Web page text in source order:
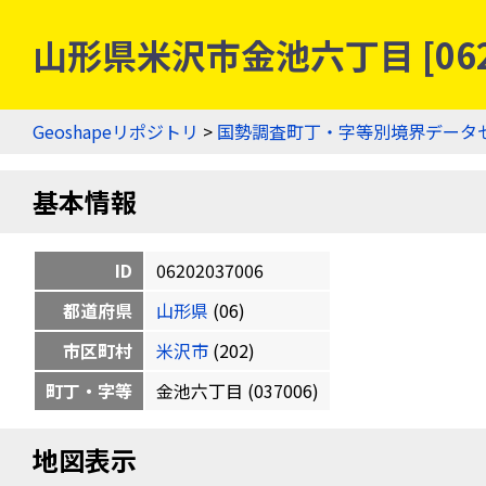
山形県米沢市金池六丁目
Geoshapeリポジトリ > 国勢調査町丁・字等別境界データ
基本情報
ID
06202037006
都道府県
山形県 (06)
市区町村
米沢市 (202)
町丁・字等
金池六丁目 (037006)
地図表示